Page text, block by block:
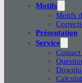
Motifs
Motifs
Présentation
Service